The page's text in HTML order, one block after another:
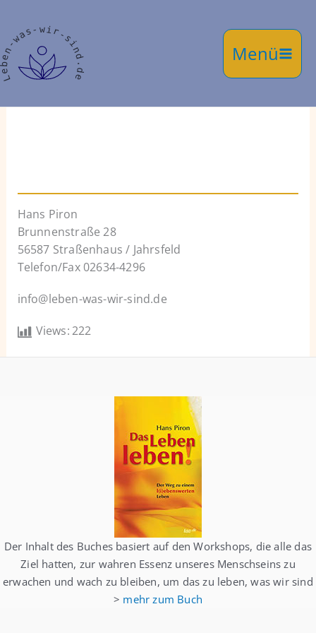
Inhalt
springen
Hans Piron
Brunnenstraße 28
56587 Straßenhaus / Jahrsfeld
Telefon/Fax 02634-4296
info@leben-was-wir-sind.de
Views:222
Der Inhalt des Buches basiert auf den Workshops, die alle das
Ziel hatten, zur wahren Essenz unseres Menschseins zu
erwachen und wach zu bleiben, um das zu leben, was wir sind
> mehr zum Buch